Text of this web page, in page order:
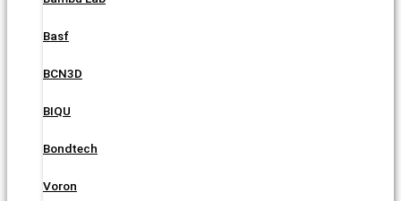
Basf
BCN3D
BIQU
Bondtech
Voron